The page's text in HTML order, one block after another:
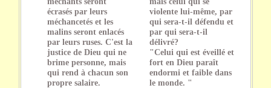
écrasés par leurs
méchancetés et les
malins seront enlacés
par leurs ruses. C'est la
justice de Dieu qui ne
brime personne, mais
qui rend à chacun son
propre salaire.
violente lui-même, par
qui sera-t-il défendu et
par qui sera-t-il
délivré?
"Celui qui est éveillé et
fort en Dieu paraît
endormi et faible dans
le monde. "